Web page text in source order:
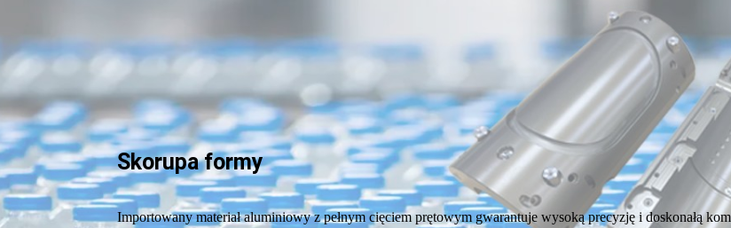
Skorupa formy
Importowany materiał aluminiowy z pełnym cięciem prętowym gwarantuje wysoką precyzję i doskonałą